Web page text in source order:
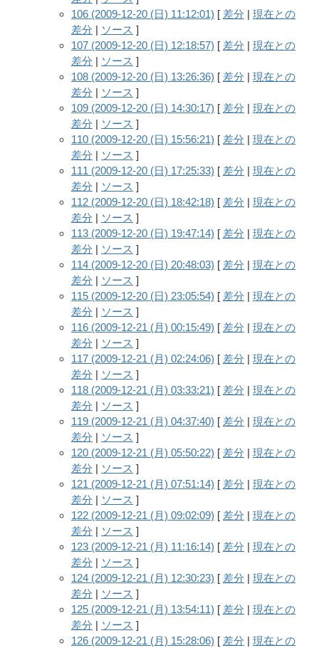
106 (2009-12-20 (日) 11:12:01) [ 差分 | 現在との
差分 | ソース ]
107 (2009-12-20 (日) 12:18:57) [ 差分 | 現在との
差分 | ソース ]
108 (2009-12-20 (日) 13:26:36) [ 差分 | 現在との
差分 | ソース ]
109 (2009-12-20 (日) 14:30:17) [ 差分 | 現在との
差分 | ソース ]
110 (2009-12-20 (日) 15:56:21) [ 差分 | 現在との
差分 | ソース ]
111 (2009-12-20 (日) 17:25:33) [ 差分 | 現在との
差分 | ソース ]
112 (2009-12-20 (日) 18:42:18) [ 差分 | 現在との
差分 | ソース ]
113 (2009-12-20 (日) 19:47:14) [ 差分 | 現在との
差分 | ソース ]
114 (2009-12-20 (日) 20:48:03) [ 差分 | 現在との
差分 | ソース ]
115 (2009-12-20 (日) 23:05:54) [ 差分 | 現在との
差分 | ソース ]
116 (2009-12-21 (月) 00:15:49) [ 差分 | 現在との
差分 | ソース ]
117 (2009-12-21 (月) 02:24:06) [ 差分 | 現在との
差分 | ソース ]
118 (2009-12-21 (月) 03:33:21) [ 差分 | 現在との
差分 | ソース ]
119 (2009-12-21 (月) 04:37:40) [ 差分 | 現在との
差分 | ソース ]
120 (2009-12-21 (月) 05:50:22) [ 差分 | 現在との
差分 | ソース ]
121 (2009-12-21 (月) 07:51:14) [ 差分 | 現在との
差分 | ソース ]
122 (2009-12-21 (月) 09:02:09) [ 差分 | 現在との
差分 | ソース ]
123 (2009-12-21 (月) 11:16:14) [ 差分 | 現在との
差分 | ソース ]
124 (2009-12-21 (月) 12:30:23) [ 差分 | 現在との
差分 | ソース ]
125 (2009-12-21 (月) 13:54:11) [ 差分 | 現在との
差分 | ソース ]
126 (2009-12-21 (月) 15:28:06) [ 差分 | 現在との